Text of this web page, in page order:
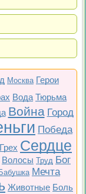
Москва Герои
Вода Тюрьма
Война Город
Победа
Грех Сердце
Волосы Труд Бог
Бабушка Мечта
Животные Боль